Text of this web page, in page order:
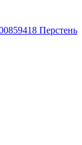
Перстень